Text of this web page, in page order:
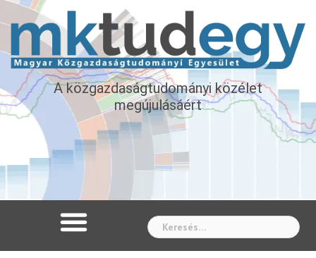
A közgazdaságtudományi közélet
megújulásáért